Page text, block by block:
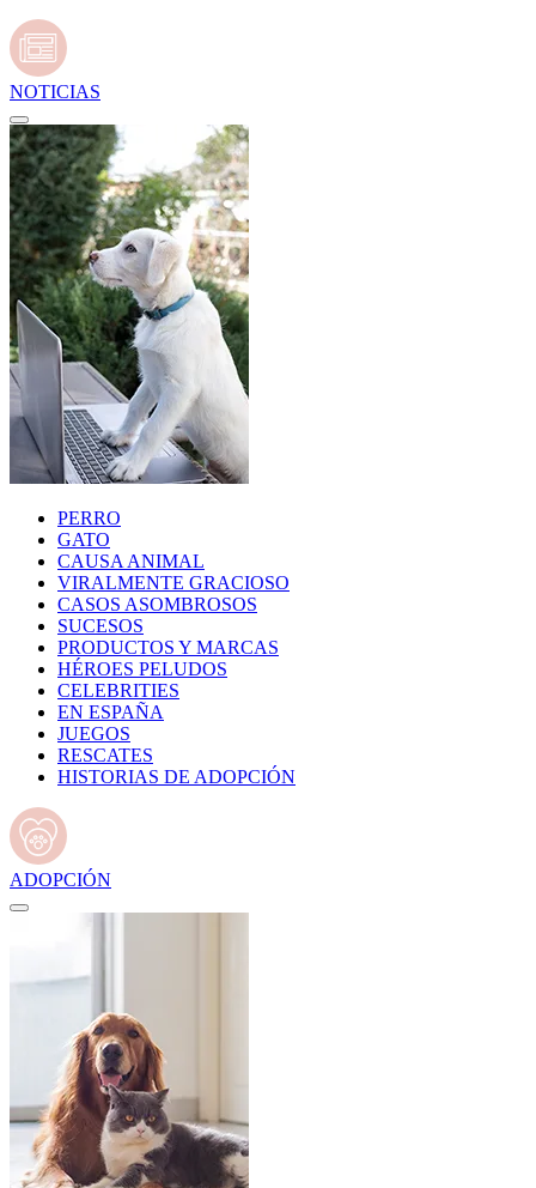
NOTICIAS
PERRO
GATO
CAUSA ANIMAL
VIRALMENTE GRACIOSO
CASOS ASOMBROSOS
SUCESOS
PRODUCTOS Y MARCAS
HÉROES PELUDOS
CELEBRITIES
EN ESPAÑA
JUEGOS
RESCATES
HISTORIAS DE ADOPCIÓN
ADOPCIÓN